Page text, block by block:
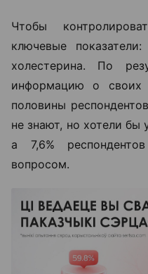
Чтобы
ключевые
холестерина. По
информацию о своих
половины
не знают, но хотели бы
а 7,6%
вопросом.